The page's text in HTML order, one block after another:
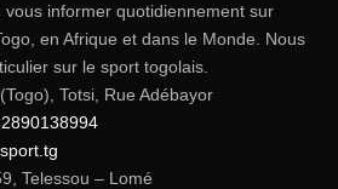
vous informer quotidiennement sur
en Afrique et dans le Monde. Nous
sur le sport togolais.
Totsi, Rue Adébayor
Telessou – Lomé